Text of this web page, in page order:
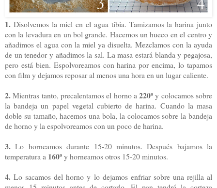
1. Disolvemos la miel en el agua tibia. Tamizamos la harina junto
con la levadura en un bol grande. Hacemos un hueco en el centro y
añadimos el agua con la miel ya disuelta. Mezclamos con la ayuda
de un tenedor y añadimos la sal. La masa estará blanda y pegajosa,
pero está bien. Espolvoreamos con harina por encima, lo tapamos
con film y dejamos reposar al menos una hora en un lugar caliente.
2.Mientras tanto, precalentamos el horno a220ºy colocamos sobre
la bandeja un papel vegetal cubierto de harina. Cuando la masa
doble su tamaño, hacemos una bola, la colocamos sobre la bandeja
de horno y la espolvoreamos con un poco de harina.
3. Lo horneamos durante 15-20 minutos. Después bajamos la
temperatura a 160ºy horneamos otros 15-20 minutos.
4. Lo sacamos del horno y lo dejamos enfriar sobre una rejilla al